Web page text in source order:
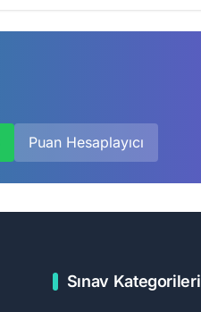
Puan Hesaplayıcı
Sınav Kategorileri